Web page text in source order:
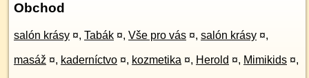
Obchod
salón krásy ¤, Tabák ¤, Vše pro vás ¤, salón krásy ¤,
masáž ¤, kaderníctvo ¤, kozmetika ¤, Herold ¤, Mimikids ¤,